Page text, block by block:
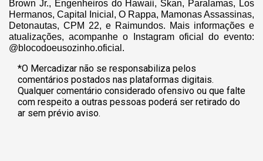
Brown Jr., Engenheiros do Hawaii, Skan, Paralamas, Los
Hermanos, Capital Inicial, O Rappa, Mamonas Assassinas,
Detonautas, CPM 22, e Raimundos. Mais informações e
atualizações, acompanhe o Instagram oficial do evento:
@blocodoeusozinho.oficial.
*O Mercadizar não se responsabiliza pelos
comentários postados nas plataformas digitais.
Qualquer comentário considerado ofensivo ou que falte
com respeito a outras pessoas poderá ser retirado do
ar sem prévio aviso.